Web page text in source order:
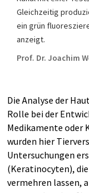
Gleichzeitig
ein grün
anzeigt.
Prof. Dr. Joachim
Die Analyse der
Rolle bei der
Medikamente oder
wurden hier
Untersuchungen
(Keratinocyten),
vermehren lassen,